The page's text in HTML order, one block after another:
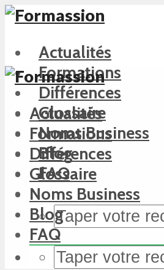
Actualités
Formations
Différences
Glossaire
Noms Business
Blog
FAQ
Actualités
Formations
Différences
Glossaire
Noms Business
Blog
FAQ